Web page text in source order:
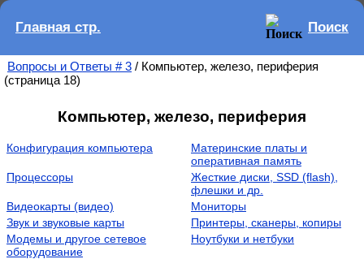
Главная стр. Поиск
Вопросы и Ответы # 3 / Компьютер, железо, периферия
(страница 18)
Компьютер, железо, периферия
Конфигурация компьютера
Материнские платы и
оперативная память
Процессоры
Жесткие диски, SSD (flash),
флешки и др.
Видеокарты (видео)
Мониторы
Звук и звуковые карты
Принтеры, сканеры, копиры
Модемы и другое сетевое
оборудование
Ноутбуки и нетбуки